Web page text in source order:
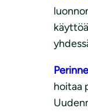
hoitaa